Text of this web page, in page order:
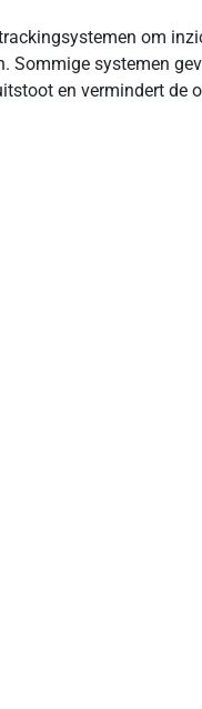
om
systemen
en vermindert de